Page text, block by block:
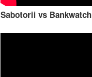
Sabotorii vs Bankwatch